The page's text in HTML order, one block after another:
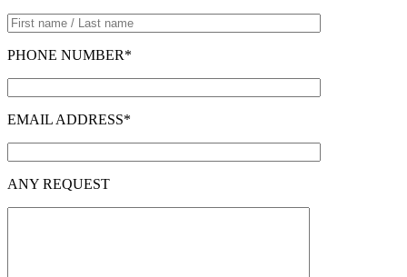
PHONE NUMBER*
EMAIL ADDRESS*
ANY REQUEST